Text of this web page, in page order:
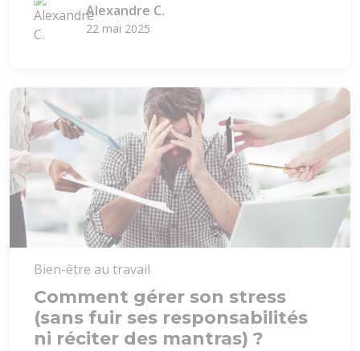
Alexandre C.
22 mai 2025
Bien-être au travail
Comment gérer son stress
(sans fuir ses responsabilités
ni réciter des mantras) ?